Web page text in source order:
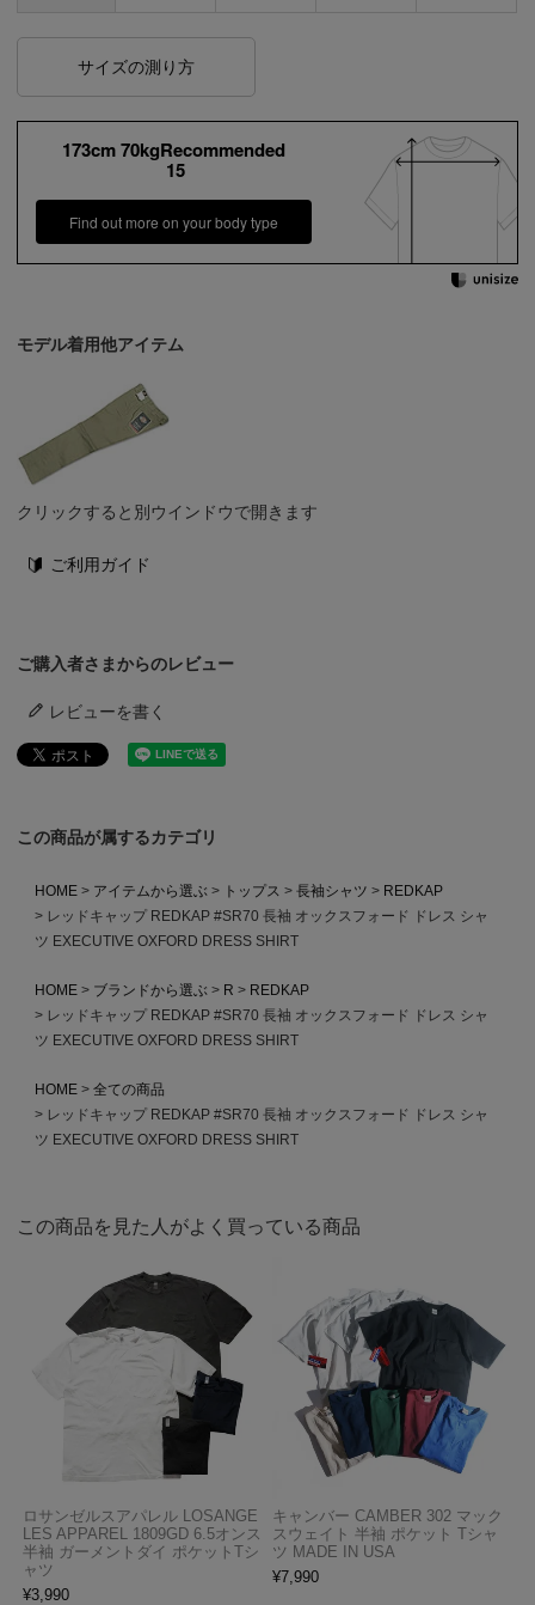
サイズの測り方
173cm 70kgRecommended
15
Find out more on your body type
モデル着用他アイテム
クリックすると別ウインドウで開きます
ご利用ガイド
ご購入者さまからのレビュー
レビューを書く
この商品が属するカテゴリ
HOME アイテムから選ぶ トップス 長袖シャツ
REDKAP
レッドキャップ REDKAP #SR70 長袖 オックスフォード ドレス シャ
ツ EXECUTIVE OXFORD DRESS SHIRT
HOME ブランドから選ぶ R
REDKAP
レッドキャップ REDKAP #SR70 長袖 オックスフォード ドレス シャ
ツ EXECUTIVE OXFORD DRESS SHIRT
HOME
全ての商品
レッドキャップ REDKAP #SR70 長袖 オックスフォード ドレス シャ
ツ EXECUTIVE OXFORD DRESS SHIRT
この商品を見た人がよく買っている商品
ロサンゼルスアパレル LOSANGE
LES APPAREL 1809GD 6.5オンス
半袖 ガーメントダイ ポケットTシ
ャツ
¥3,990
キャンバー CAMBER 302 マック
スウェイト 半袖 ポケット Tシャ
ツ MADE IN USA
¥7,990